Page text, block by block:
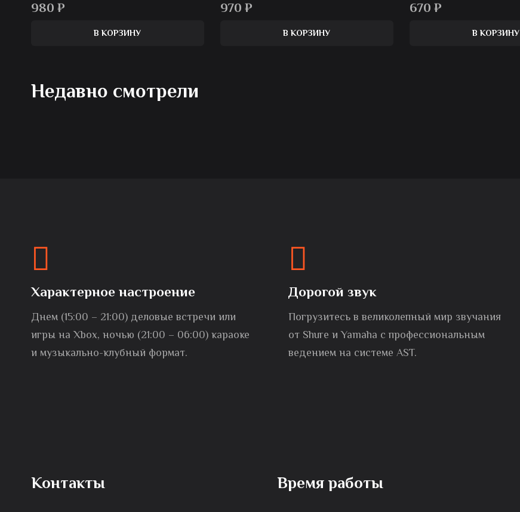
980 ₽
В КОРЗИНУ
970 ₽
В КОРЗИНУ
670 ₽
В КОРЗИНУ
Недавно смотрели
Характерное настроение
Днем (15:00 – 21:00) деловые встречи или
игры на Xbox, ночью (21:00 – 06:00) караоке
и музыкально-клубный формат.
Дорогой звук
Погрузитесь в великолепный мир звучания
от Shure и Yamaha с профессиональным
ведением на системе AST.
Контакты Время работы